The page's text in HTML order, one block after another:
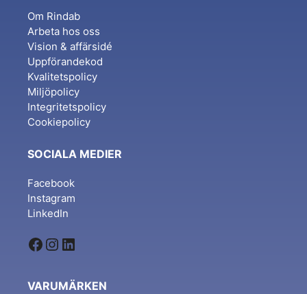
Om Rindab
Arbeta hos oss
Vision & affärsidé
Uppförandekod
Kvalitetspolicy
Miljöpolicy
Integritetspolicy
Cookiepolicy
SOCIALA MEDIER
Facebook
Instagram
LinkedIn
Facebook
Instagram
LinkedIn
VARUMÄRKEN